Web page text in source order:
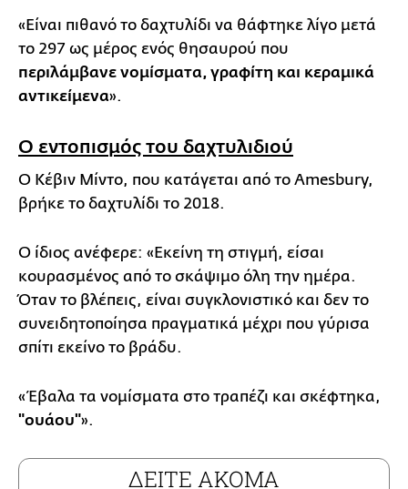
«Είναι πιθανό το δαχτυλίδι να θάφτηκε λίγο μετά
το 297 ως μέρος ενός θησαυρού που
περιλάμβανε νομίσματα, γραφίτη και κεραμικά
αντικείμενα».
Ο εντοπισμός του δαχτυλιδιού
Ο Κέβιν Μίντο, που κατάγεται από το Amesbury,
βρήκε το δαχτυλίδι το 2018.
Ο ίδιος ανέφερε: «Εκείνη τη στιγμή, είσαι
κουρασμένος από το σκάψιμο όλη την ημέρα.
Όταν το βλέπεις, είναι συγκλονιστικό και δεν το
συνειδητοποίησα πραγματικά μέχρι που γύρισα
σπίτι εκείνο το βράδυ.
«Έβαλα τα νομίσματα στο τραπέζι και σκέφτηκα,
"ουάου"».
ΔΕΙΤΕ ΑΚΟΜΑ